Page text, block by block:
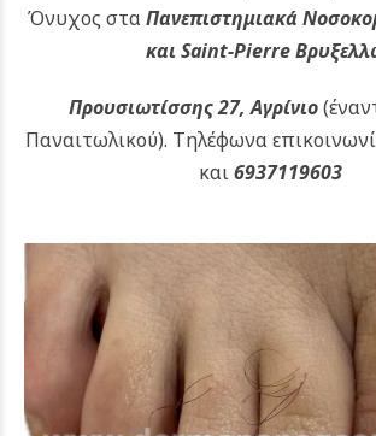
Όνυχος σταΠανεπιστημιακά
και Saint-Pierre
Προυσιωτίσσης 27, Αγρίνιο
Παναιτωλικού). Τηλέφωνα
και6937119603